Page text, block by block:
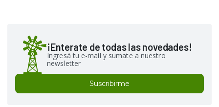
¡Enterate de todas las novedades!
Ingresá tu e-mail y sumate a nuestro
newsletter
Suscribirme